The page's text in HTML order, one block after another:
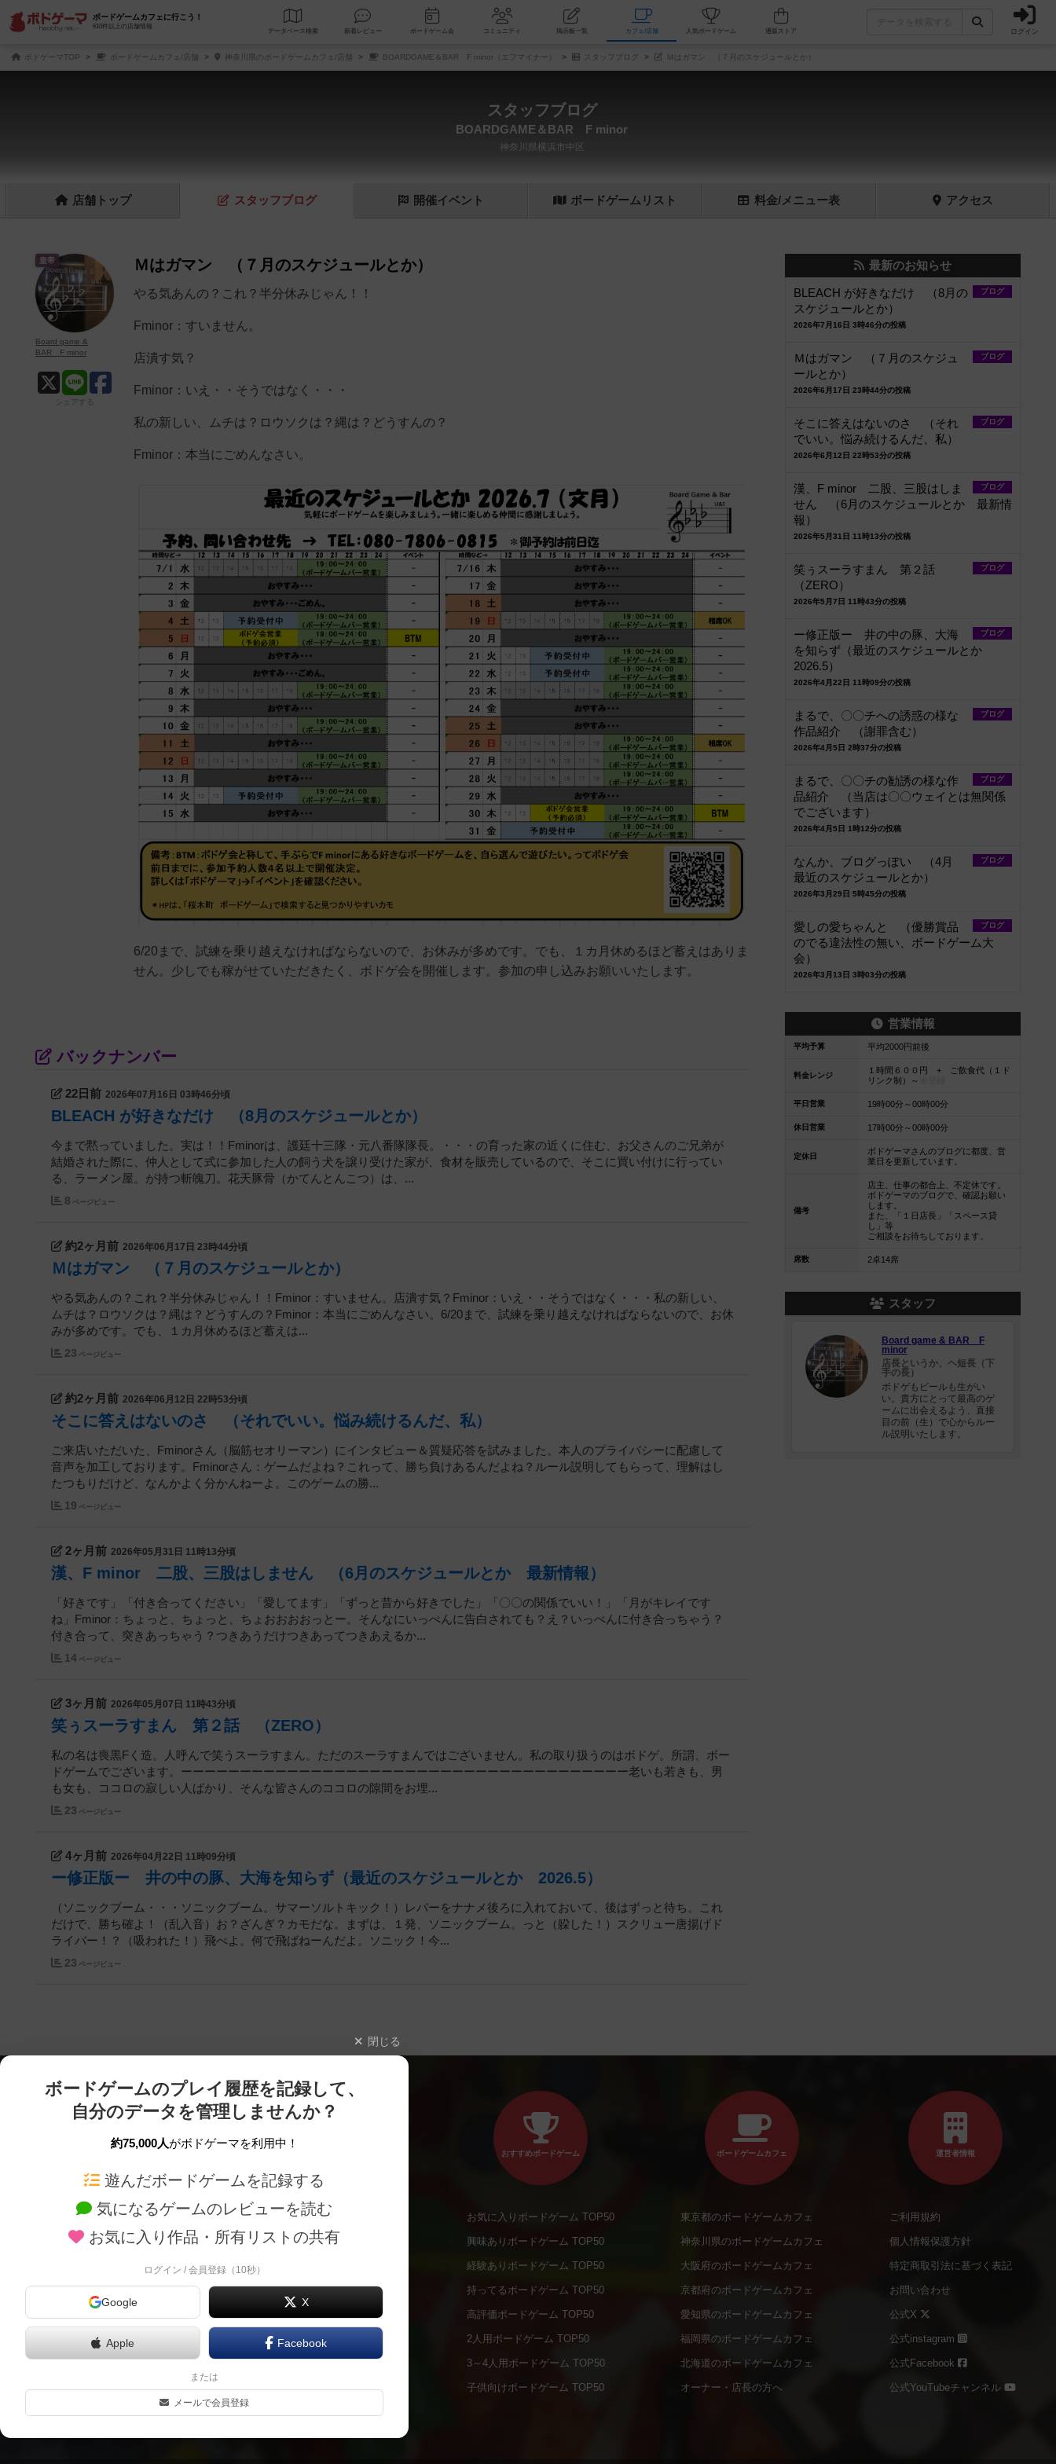
ボードゲームカフェに行こう！
610件以上の店舗情報
データベース 検索 新着レビュー ボードゲーム会 コミュニティ 掲示板一覧 カフェ/店舗 人気ボードゲーム ログイン
ボドゲーマTOP ボードゲームカフェ/店舗 神奈川県のボードゲームカフェ/店舗 BOARDGAME＆BAR F minor（エフマイナー） スタッフブログ Ｍはガマン （７月のスケジュールとか）
スタッフブログ
BOARDGAME＆BAR F minor
神奈川県横浜市中区
店舗 トップ スタッフブログ 開催イベント ボードゲーム リスト 料金/メニュー表 アクセス
Ｍはガマン （７月のスケジュールとか）
やる気あんの？これ？半分休みじゃん！！
Fminor：すいません。
店潰す気？
Fminor：いえ・・そうではなく・・・
私の新しい、ムチは？ロウソクは？縄は？どうすんの？
Fminor：本当にごめんなさい。
6/20まで、試練を乗り越えなければならないので、お休みが多めです。でも、１カ月休めるほど蓄えはありま
せん。少しでも稼がせていただきたく、ボドゲ会を開催します。参加の申し込みお願いいたします。
皇帝
Board game &
BAR F minor
シェアする
バックナンバー
22日前 2026年07月16日 03時46分頃
BLEACH が好きなだけ （8月のスケジュールとか）
今まで黙っていました。実は！！Fminorは、護廷十三隊・元八番隊隊長。・・・の育った家の近くに住む、お父さんのご兄弟が
結婚された際に、仲人として式に参加した人の飼う犬を譲り受けた家が、食材を販売しているので、そこに買い付けに行ってい
る、ラーメン屋。が持つ斬魄刀。花天豚骨（かてんとんこつ）は、...
8 ページビュー
約2ヶ月前 2026年06月17日 23時44分頃
Ｍはガマン （７月のスケジュールとか）
やる気あんの？これ？半分休みじゃん！！Fminor：すいません。店潰す気？Fminor：いえ・・そうではなく・・・私の新しい、
ムチは？ロウソクは？縄は？どうすんの？Fminor：本当にごめんなさい。6/20まで、試練を乗り越えなければならないので、お休
みが多めです。でも、１カ月休めるほど蓄えは...
23 ページビュー
約2ヶ月前 2026年06月12日 22時53分頃
そこに答えはないのさ （それでいい。悩み続けるんだ、私）
ご来店いただいた、Fminorさん（脳筋セオリーマン）にインタビュー＆質疑応答を試みました。本人のプライバシーに配慮して
音声を加工しております。Fminorさん：ゲームだよね？これって、勝ち負けあるんだよね？ルール説明してもらって、理解はし
たつもりだけど、なんかよく分かんねーよ。このゲームの勝...
19 ページビュー
2ヶ月前 2026年05月31日 11時13分頃
漢、F minor 二股、三股はしません （6月のスケジュールとか 最新情報）
「好きです」「付き合ってください」「愛してます」「ずっと昔から好きでした」「〇〇の関係でいい！」「月がキレイです
ね」Fminor：ちょっと、ちょっと、ちょおおおおっとー。そんなにいっぺんに告白されても？え？いっぺんに付き合っちゃう？
付き合って、突きあっちゃう？つきあうだけつきあってつきあえるか...
14 ページビュー
3ヶ月前 2026年05月07日 11時43分頃
笑ぅスーラすまん 第２話 （ZERO）
私の名は喪黒Fく造。人呼んで笑うスーラすまん。ただのスーラすまんではございません。私の取り扱うのはボドゲ。所謂、ボー
ドゲームでございます。ーーーーーーーーーーーーーーーーーーーーーーーーーーーーーーーーーーーーーー老いも若きも、男
も女も、ココロの寂しい人ばかり、そんな皆さんのココロの隙間をお埋...
23 ページビュー
4ヶ月前 2026年04月22日 11時09分頃
ー修正版ー 井の中の豚、大海を知らず（最近のスケジュールとか 2026.5）
（ソニックブーム・・・ソニックブーム。サマーソルトキック！）レバーをナナメ後ろに入れておいて、後はずっと待ち。これ
だけで、勝ち確よ！（乱入音）お？ざんぎ？カモだな。まずは、１発、ソニックブーム。っと（躱した！）スクリュー唐揚げド
ライバー！？（吸われた！）飛べよ。何で飛ばねーんだよ。ソニック！今...
23 ページビュー
最新のお知らせ
ブログ
BLEACH が好きなだけ （8月の
スケジュールとか）
2026年7月16日 3時46分の投稿
ブログ
Ｍはガマン （７月のスケジュ
ールとか）
2026年6月17日 23時44分の投稿
ブログ
そこに答えはないのさ （それ
でいい。悩み続けるんだ、私）
2026年6月12日 22時53分の投稿
ブログ
漢、F minor 二股、三股はしま
せん （6月のスケジュールとか 最新情
報）
2026年5月31日 11時13分の投稿
ブログ
笑ぅスーラすまん 第２話
（ZERO）
2026年5月7日 11時43分の投稿
ブログ
ー修正版ー 井の中の豚、大海
を知らず（最近のスケジュールとか
2026.5）
2026年4月22日 11時09分の投稿
ブログ
まるで、〇〇チへの誘惑の様な
作品紹介 （謝罪含む）
2026年4月5日 2時37分の投稿
ブログ
まるで、〇〇チの勧誘の様な作
品紹介 （当店は〇〇ウェイとは無関係
でございます）
2026年4月5日 1時12分の投稿
ブログ
なんか、ブログっぽい （4月
最近のスケジュールとか）
2026年3月29日 5時45分の投稿
ブログ
愛しの愛ちゃんと （優勝賞品
のでる違法性の無い、ボードゲーム大
会）
2026年3月13日 3時03分の投稿
営業情報
平均予算 平均2000円前後
料金レンジ
１時間６００円 + ご飲食代（１ド
リンク制）～
平日営業 19時00分～00時00分
休日営業 17時00分～00時00分
定休日
ボドゲーマさんのブログに都度、営
業日を更新しています。
備考
店主、仕事の都合上、不定休です。
ボドゲーマのブログで、確認お願い
します。
また、「１日店長」「スペース貸
し」等
ご相談をお待ちしております。
席数 2卓14席
スタッフ
Board game & BAR F
minor
店長というか、ヘ短長（下
手の長）
ボドゲもビールも生がい
い。貴方にとって最高のゲ
ームに出会えるよう、直接
目の前（生）で心からルー
ル説明いたします。
閉じる
ボードゲームのプレイ履歴を記録して、
自分のデータを管理しませんか？
約75,000人がボドゲーマを利用中！
遊んだボードゲームを記録する
気になるゲームのレビューを読む
お気に入り作品・所有リストの共有
ログイン / 会員登録（10秒）
Google X
Apple Facebook
または
メールで会員登録
ボードゲームを検索する
ボードゲームの新着レビュー
メカニクス特集
ボドとも・会員一覧
ボードゲーム業界コラム
ボドゲーマご利用案内
新作・再入荷情報
定番ボードゲームの通販商品
国産ボードゲームの通販商品
子供向けボードゲームの通販商品
20分以下のボードゲームの通販商品
60分以上のボードゲームの通販商品
割引購入！ボドクーポンについて
クラウドファンディング ボドファン
おすすめボードゲーム
お気に入りボードゲーム TOP50
興味ありボードゲーム TOP50
経験ありボードゲーム TOP50
持ってるボードゲーム TOP50
高評価ボードゲーム TOP50
2人用ボードゲーム TOP50
3～4人用ボードゲーム TOP50
子供向けボードゲーム TOP50
ボードゲームカフェ
東京都のボードゲームカフェ
神奈川県のボードゲームカフェ
大阪府のボードゲームカフェ
京都府のボードゲームカフェ
愛知県のボードゲームカフェ
福岡県のボードゲームカフェ
北海道のボードゲームカフェ
オーナー・店長の方へ
運営者情報
ご利用規約
個人情報保護方針
特定商取引法に基づく表記
お問い合わせ
公式X
公式instagram
公式Facebook
公式YouTubeチャンネル